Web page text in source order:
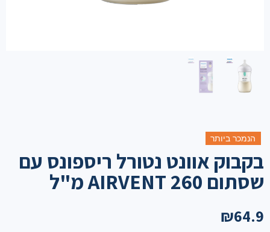
הנמכר ביותר
בקבוק אוונט נטורל ריספונס עם
שסתום AIRVENT 260 מ"ל
₪64.9